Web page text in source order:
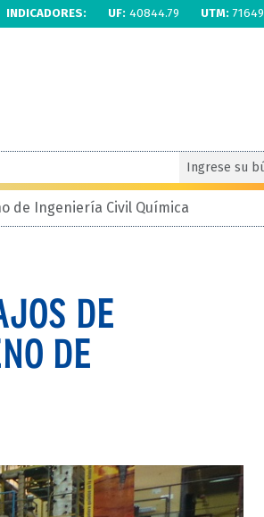
INDICADORES: UF: 40844.79 UTM: 71649
de Ingeniería Civil Química
DE
DE